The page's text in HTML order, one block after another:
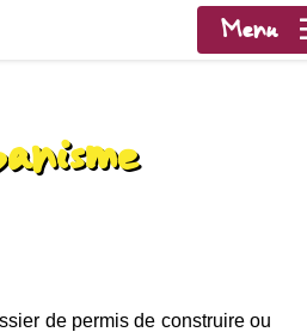
Menu
de permis de construire ou